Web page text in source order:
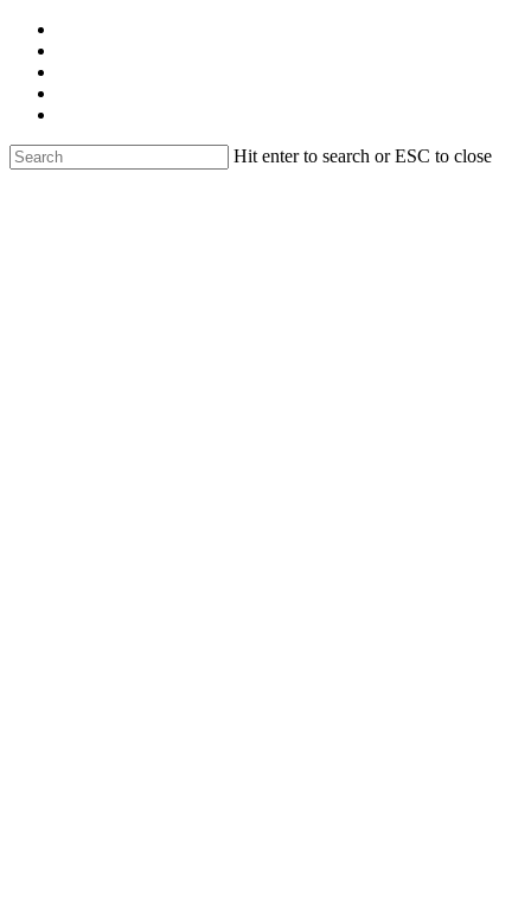
Skip
main
content
Hit enter to search or ESC to close